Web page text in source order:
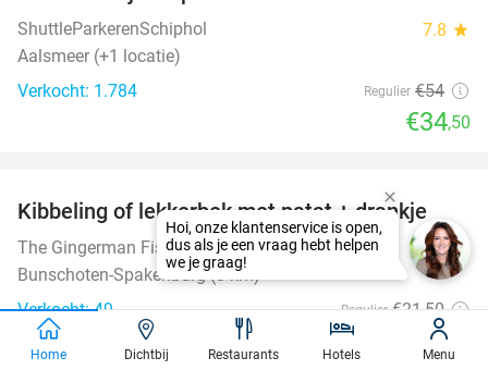
ShuttleParkerenSchiphol 7.8 star
Aalsmeer (+1 locatie)
Verkocht: 1.784
Regulier €54
€34,50
30%
Kibbeling of lekkerbek met patat + drankje
The Gingerman Fish&Chips 9.4star
Bunschoten-Spakenburg (8 km)
Verkocht: 49
Regulier €21,50
€14
Home Dichtbij Restaurants Hotels Menu